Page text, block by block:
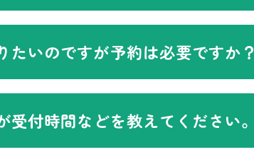
いのですが予約は必要ですか？
受付時間などを教えてください。